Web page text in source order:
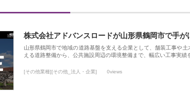
株式会社アドバンスロードが山形県鶴岡市で手
山形県鶴岡市で地域の道路基盤を支える企業として、舗装工事や
える道路整備から、公共施設周辺の環境整備まで、幅広い工事実績
[その他業種][その他_法人・企業] 0views